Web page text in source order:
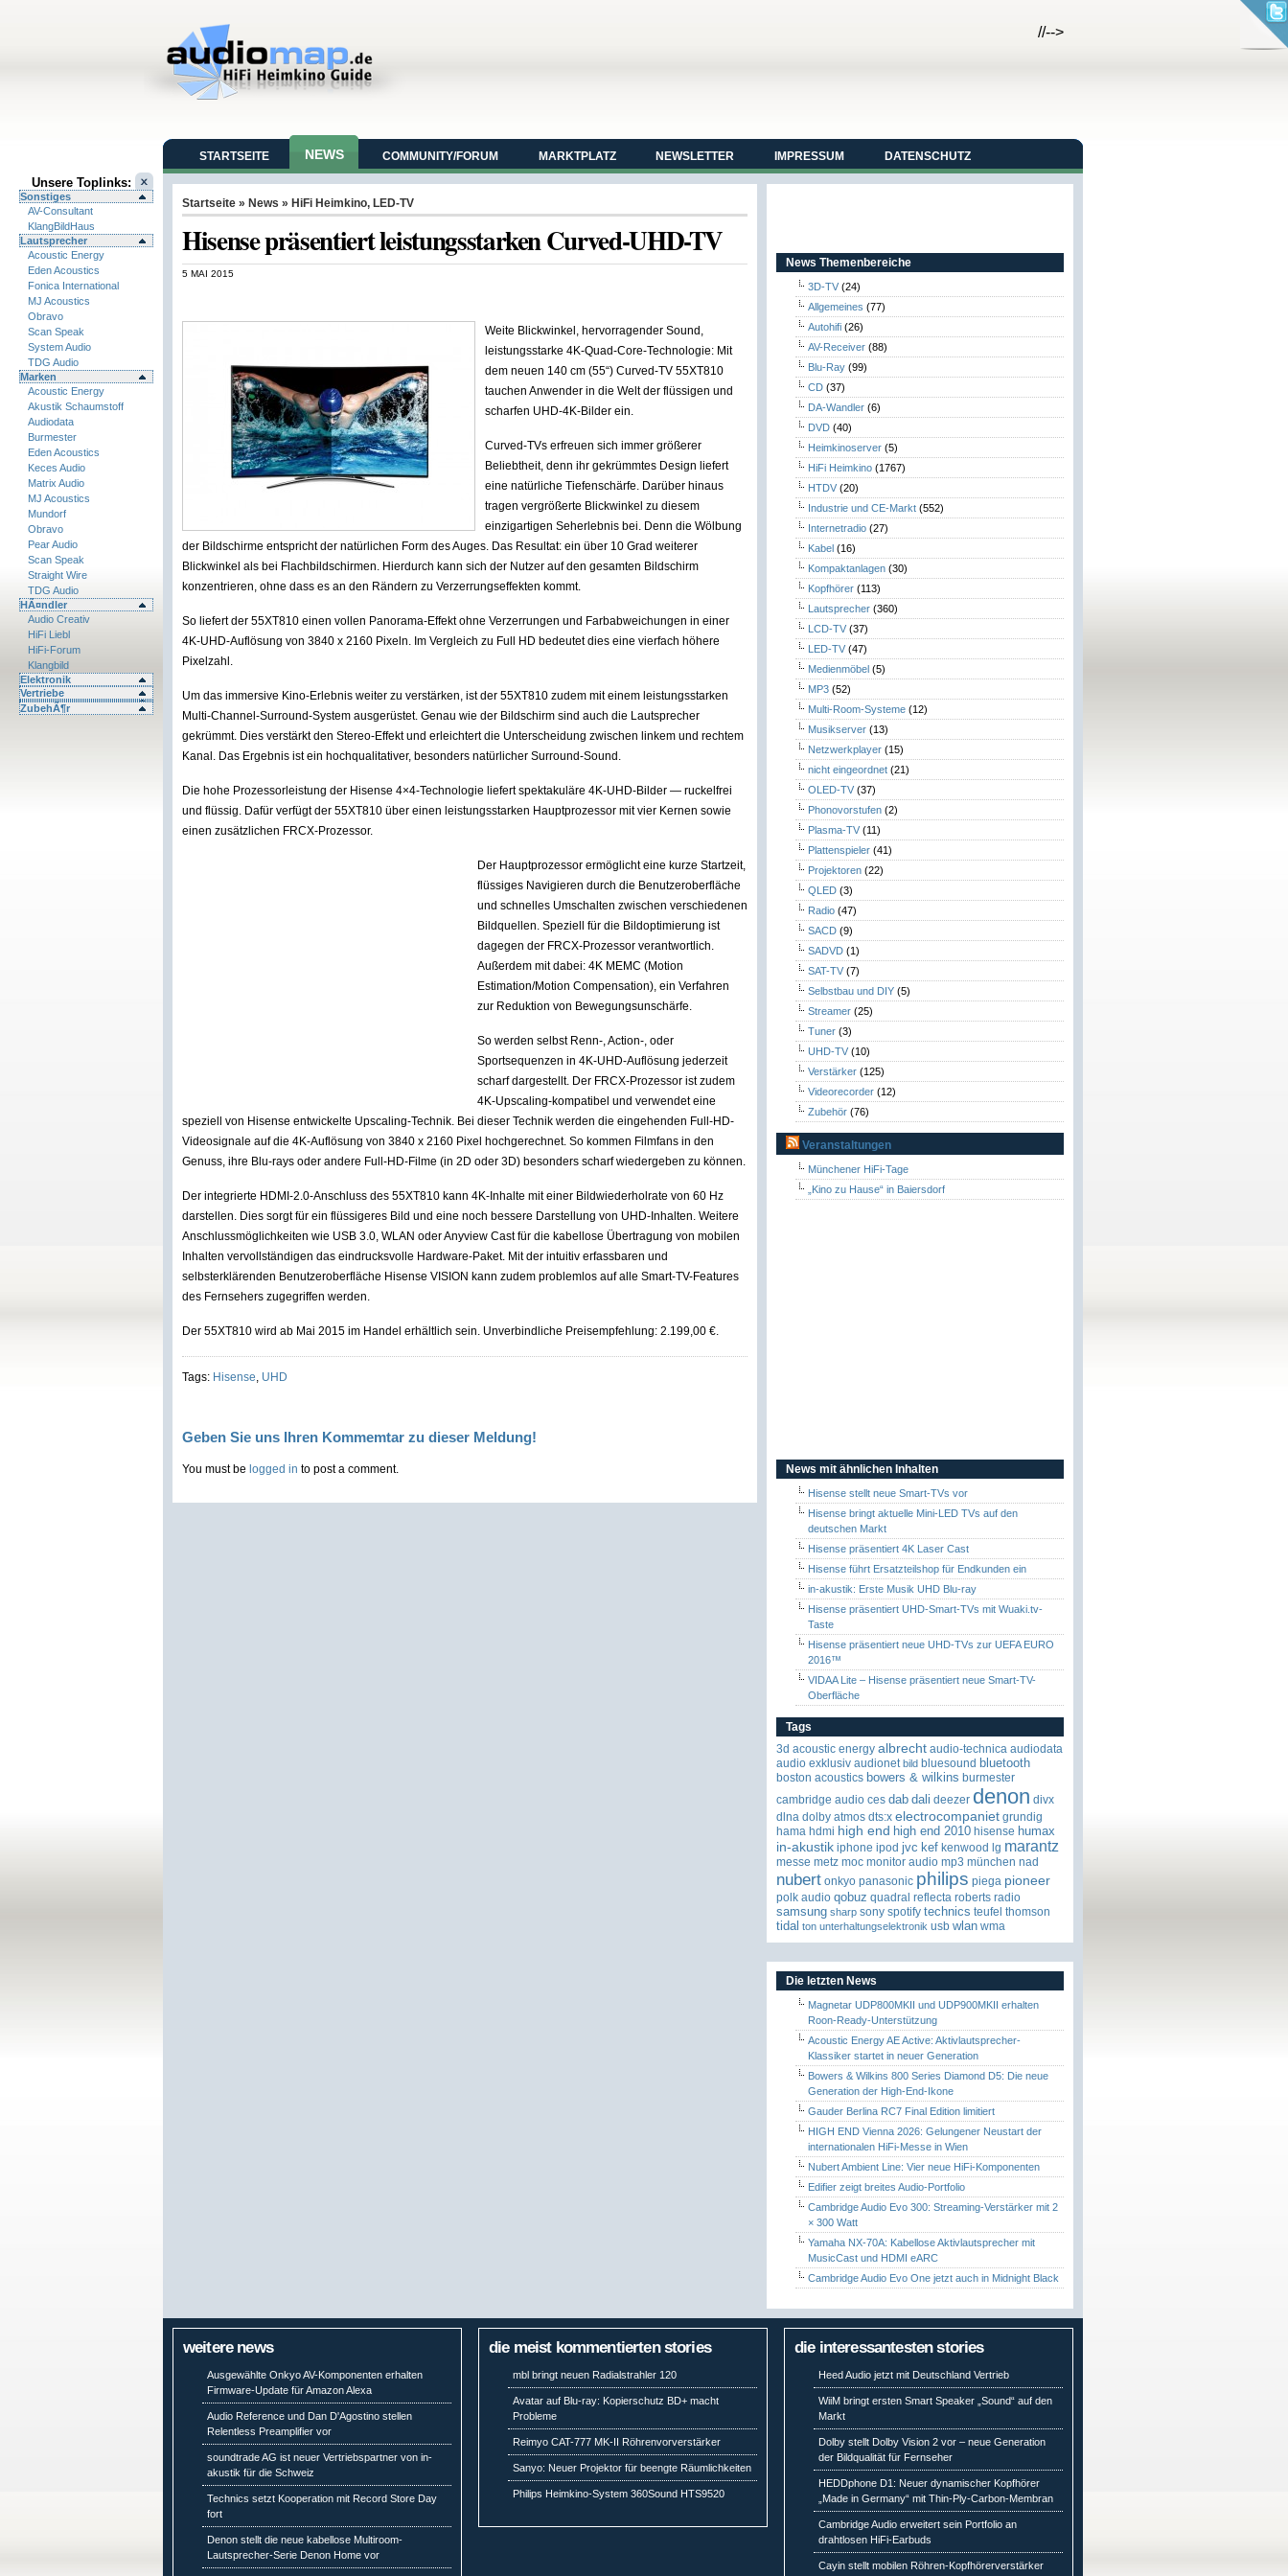
//-->
Unsere Toplinks:
Sonstiges
AV-Consultant
KlangBildHaus
Lautsprecher
Acoustic Energy
Eden Acoustics
Fonica International
MJ Acoustics
Obravo
Scan Speak
System Audio
TDG Audio
Marken
Acoustic Energy
Akustik Schaumstoff
Audiodata
Burmester
Eden Acoustics
Keces Audio
Matrix Audio
MJ Acoustics
Mundorf
Obravo
Pear Audio
Scan Speak
Straight Wire
TDG Audio
HÃ¤ndler
Audio Creativ
HiFi Liebl
HiFi-Forum
Klangbild
Elektronik
Vertriebe
ZubehÃ¶r
STARTSEITE NEWS COMMUNITY/FORUM MARKTPLATZ NEWSLETTER IMPRESSUM DATENSCHUTZ
Startseite » News » HiFi Heimkino, LED-TV
Hisense präsentiert leistungsstarken Curved-UHD-TV
5 MAI 2015
Weite Blickwinkel, hervorragender Sound,
leistungsstarke 4K-Quad-Core-Technologie: Mit
dem neuen 140 cm (55“) Curved-TV 55XT810
tauchen Anwender in die Welt der flüssigen und
scharfen UHD-4K-Bilder ein.
Curved-TVs erfreuen sich immer größerer
Beliebtheit, denn ihr gekrümmtes Design liefert
eine natürliche Tiefenschärfe. Darüber hinaus
tragen vergrößerte Blickwinkel zu diesem
einzigartigen Seherlebnis bei. Denn die Wölbung
der Bildschirme entspricht der natürlichen Form des Auges. Das Resultat: ein über 10 Grad weiterer
Blickwinkel als bei Flachbildschirmen. Hierdurch kann sich der Nutzer auf den gesamten Bildschirm
konzentrieren, ohne dass es an den Rändern zu Verzerrungseffekten kommt.
So liefert der 55XT810 einen vollen Panorama-Effekt ohne Verzerrungen und Farbabweichungen in einer
4K-UHD-Auflösung von 3840 x 2160 Pixeln. Im Vergleich zu Full HD bedeutet dies eine vierfach höhere
Pixelzahl.
Um das immersive Kino-Erlebnis weiter zu verstärken, ist der 55XT810 zudem mit einem leistungsstarken
Multi-Channel-Surround-System ausgerüstet. Genau wie der Bildschirm sind auch die Lautsprecher
gekrümmt. Dies verstärkt den Stereo-Effekt und erleichtert die Unterscheidung zwischen linkem und rechtem
Kanal. Das Ergebnis ist ein hochqualitativer, besonders natürlicher Surround-Sound.
Die hohe Prozessorleistung der Hisense 4×4-Technologie liefert spektakuläre 4K-UHD-Bilder — ruckelfrei
und flüssig. Dafür verfügt der 55XT810 über einen leistungsstarken Hauptprozessor mit vier Kernen sowie
einen zusätzlichen FRCX-Prozessor.
Der Hauptprozessor ermöglicht eine kurze Startzeit,
flüssiges Navigieren durch die Benutzeroberfläche
und schnelles Umschalten zwischen verschiedenen
Bildquellen. Speziell für die Bildoptimierung ist
dagegen der FRCX-Prozessor verantwortlich.
Außerdem mit dabei: 4K MEMC (Motion
Estimation/Motion Compensation), ein Verfahren
zur Reduktion von Bewegungsunschärfe.
So werden selbst Renn-, Action-, oder
Sportsequenzen in 4K-UHD-Auflösung jederzeit
scharf dargestellt. Der FRCX-Prozessor ist zudem
4K-Upscaling-kompatibel und verwendet eine
speziell von Hisense entwickelte Upscaling-Technik. Bei dieser Technik werden die eingehenden Full-HD-
Videosignale auf die 4K-Auflösung von 3840 x 2160 Pixel hochgerechnet. So kommen Filmfans in den
Genuss, ihre Blu-rays oder andere Full-HD-Filme (in 2D oder 3D) besonders scharf wiedergeben zu können.
Der integrierte HDMI-2.0-Anschluss des 55XT810 kann 4K-Inhalte mit einer Bildwiederholrate von 60 Hz
darstellen. Dies sorgt für ein flüssigeres Bild und eine noch bessere Darstellung von UHD-Inhalten. Weitere
Anschlussmöglichkeiten wie USB 3.0, WLAN oder Anyview Cast für die kabellose Übertragung von mobilen
Inhalten vervollständigen das eindrucksvolle Hardware-Paket. Mit der intuitiv erfassbaren und
selbsterklärenden Benutzeroberfläche Hisense VISION kann zudem problemlos auf alle Smart-TV-Features
des Fernsehers zugegriffen werden.
Der 55XT810 wird ab Mai 2015 im Handel erhältlich sein. Unverbindliche Preisempfehlung: 2.199,00 €.
Tags: Hisense UHD
Geben Sie uns Ihren Kommemtar zu dieser Meldung!
You must be logged in to post a comment.
News Themenbereiche
3D-TV (24)
Allgemeines (77)
Autohifi (26)
AV-Receiver (88)
Blu-Ray (99)
CD (37)
DA-Wandler (6)
DVD (40)
Heimkinoserver (5)
HiFi Heimkino (1767)
HTDV (20)
Industrie und CE-Markt (552)
Internetradio (27)
Kabel (16)
Kompaktanlagen (30)
Kopfhörer (113)
Lautsprecher (360)
LCD-TV (37)
LED-TV (47)
Medienmöbel (5)
MP3 (52)
Multi-Room-Systeme (12)
Musikserver (13)
Netzwerkplayer (15)
nicht eingeordnet (21)
OLED-TV (37)
Phonovorstufen (2)
Plasma-TV (11)
Plattenspieler (41)
Projektoren (22)
QLED (3)
Radio (47)
SACD (9)
SADVD (1)
SAT-TV (7)
Selbstbau und DIY (5)
Streamer (25)
Tuner (3)
UHD-TV (10)
Verstärker (125)
Videorecorder (12)
Zubehör (76)
Veranstaltungen
Münchener HiFi-Tage
„Kino zu Hause“ in Baiersdorf
News mit ähnlichen Inhalten
Hisense stellt neue Smart-TVs vor
Hisense bringt aktuelle Mini-LED TVs auf den
deutschen Markt
Hisense präsentiert 4K Laser Cast
Hisense führt Ersatzteilshop für Endkunden ein
in-akustik: Erste Musik UHD Blu-ray
Hisense präsentiert UHD-Smart-TVs mit Wuaki.tv-
Taste
Hisense präsentiert neue UHD-TVs zur UEFA EURO
2016™
VIDAA Lite – Hisense präsentiert neue Smart-TV-
Oberfläche
Tags
3d acoustic energy albrecht audio-technica audiodata
audio exklusiv audionet bild bluesound bluetooth
boston acoustics bowers & wilkins burmester
cambridge audio ces dab dali deezer denon divx
dlna dolby atmos dts:x electrocompaniet grundig
hama hdmi high end high end 2010 hisense humax
in-akustik iphone ipod jvc kef kenwood lg marantz
messe metz moc monitor audio mp3 münchen nad
nubert onkyo panasonic philips piega pioneer
polk audio qobuz quadral reflecta roberts radio
samsung sharp sony spotify technics teufel thomson
tidal ton unterhaltungselektronik usb wlan wma
Die letzten News
Magnetar UDP800MKII und UDP900MKII erhalten
Roon-Ready-Unterstützung
Acoustic Energy AE Active: Aktivlautsprecher-
Klassiker startet in neuer Generation
Bowers & Wilkins 800 Series Diamond D5: Die neue
Generation der High-End-Ikone
Gauder Berlina RC7 Final Edition limitiert
HIGH END Vienna 2026: Gelungener Neustart der
internationalen HiFi-Messe in Wien
Nubert Ambient Line: Vier neue HiFi-Komponenten
Edifier zeigt breites Audio-Portfolio
Cambridge Audio Evo 300: Streaming-Verstärker mit 2
× 300 Watt
Yamaha NX-70A: Kabellose Aktivlautsprecher mit
MusicCast und HDMI eARC
Cambridge Audio Evo One jetzt auch in Midnight Black
weitere news
Ausgewählte Onkyo AV-Komponenten erhalten
Firmware-Update für Amazon Alexa
Audio Reference und Dan D'Agostino stellen
Relentless Preamplifier vor
soundtrade AG ist neuer Vertriebspartner von in-
akustik für die Schweiz
Technics setzt Kooperation mit Record Store Day
fort
Denon stellt die neue kabellose Multiroom-
Lautsprecher-Serie Denon Home vor
die meist kommentierten stories
mbl bringt neuen Radialstrahler 120
Avatar auf Blu-ray: Kopierschutz BD+ macht
Probleme
Reimyo CAT-777 MK-II Röhrenvorverstärker
Sanyo: Neuer Projektor für beengte Räumlichkeiten
Philips Heimkino-System 360Sound HTS9520
die interessantesten stories
Heed Audio jetzt mit Deutschland Vertrieb
WiiM bringt ersten Smart Speaker „Sound“ auf den
Markt
Dolby stellt Dolby Vision 2 vor – neue Generation
der Bildqualität für Fernseher
HEDDphone D1: Neuer dynamischer Kopfhörer
„Made in Germany“ mit Thin-Ply-Carbon-Membran
Cambridge Audio erweitert sein Portfolio an
drahtlosen HiFi-Earbuds
Cayin stellt mobilen Röhren-Kopfhörerverstärker